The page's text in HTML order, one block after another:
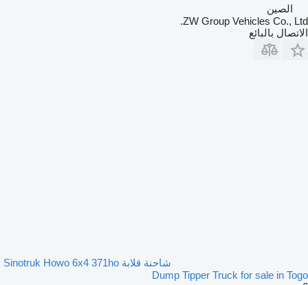
الصين
ZW Group Vehicles Co., Ltd.
الاتصال بالبائع
شاحنة قلابة Sinotruk Howo 6x4 371ho
Dump Tipper Truck for sale in Togo